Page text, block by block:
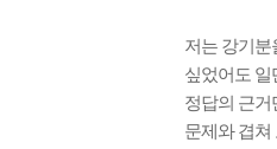
저는 강기분
싶었어도 일
정답의 근거
문제와 겹쳐